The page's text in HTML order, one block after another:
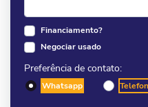
Financiamento?
Negociar usado
Preferência de contato:
Whatsapp